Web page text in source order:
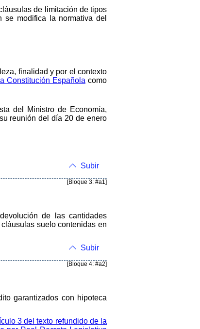
de limitación de tipos
se modifica la normativa del
finalidad y por el contexto
Constitución Española como
del Ministro de Economía,
reunión del día 20 de enero
Subir
[Bloque 3: #a1]
de las cantidades
suelo contenidas en
Subir
[Bloque 4: #a2]
garantizados con hipoteca
3 del texto refundido de la